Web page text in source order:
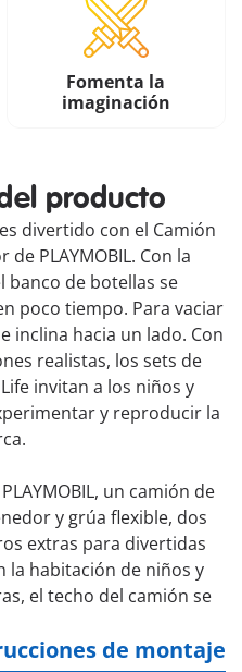
Fomenta la
imaginación
producto
divertido con el Camión
PLAYMOBIL. Con la
banco de botellas se
poco tiempo. Para vaciar
inclina hacia un lado. Con
realistas, los sets de
invitan a los niños y
y reproducir la
un camión de
y grúa flexible, dos
extras para divertidas
la habitación de niños y
el techo del camión se
de montaje